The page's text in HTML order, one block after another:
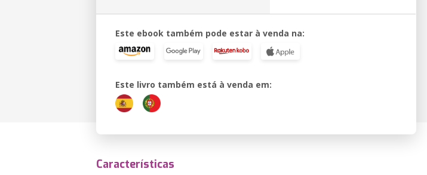
Este ebook também pode estar à venda na:
Este livro também está à venda em:
Características